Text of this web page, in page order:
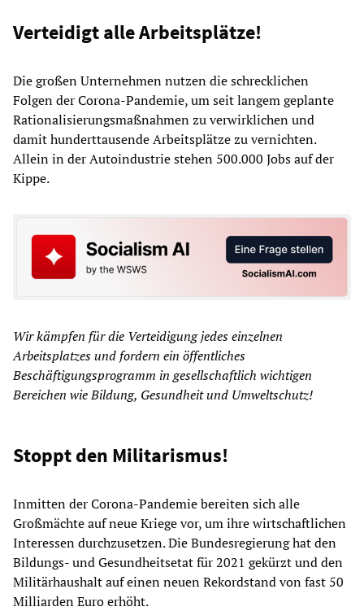
Verteidigt alle Arbeitsplätze!
Die großen Unternehmen nutzen die schrecklichen
Folgen der Corona-Pandemie, um seit langem geplante
Rationalisierungsmaßnahmen zu verwirklichen und
damit hunderttausende Arbeitsplätze zu vernichten.
Allein in der Autoindustrie stehen 500.000 Jobs auf der
Kippe.
Wir kämpfen für die Verteidigung jedes einzelnen
Arbeitsplatzes und fordern ein öffentliches
Beschäftigungsprogramm in gesellschaftlich wichtigen
Bereichen wie Bildung, Gesundheit und Umweltschutz!
Stoppt den Militarismus!
Inmitten der Corona-Pandemie bereiten sich alle
Großmächte auf neue Kriege vor, um ihre wirtschaftlichen
Interessen durchzusetzen. Die Bundesregierung hat den
Bildungs- und Gesundheitsetat für 2021 gekürzt und den
Militärhaushalt auf einen neuen Rekordstand von fast 50
Milliarden Euro erhöht.